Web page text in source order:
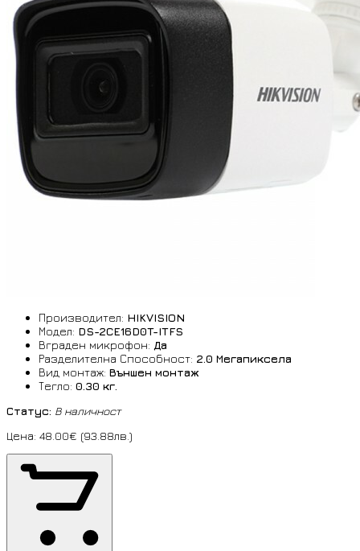
Производител: HIKVISION
Модел: DS-2CE16D0T-ITFS
Вграден микрофон: Да
Разделителна Способност: 2.0 Мегапиксела
Вид монтаж: Външен монтаж
Тегло: 0.30 кг.
Статус: В наличност
Цена: 48.00€ (93.88лв.)